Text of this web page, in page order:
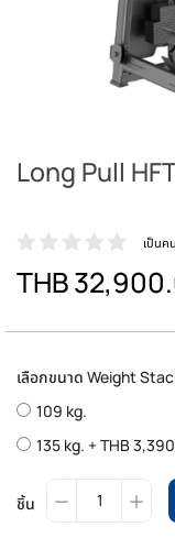
Long Pull
เป็นค
THB
เลือกขนาด Weight
109 kg.
135 kg. +THB
ชิ้น